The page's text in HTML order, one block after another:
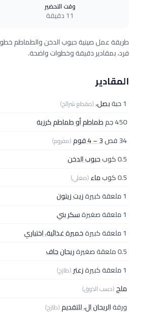
وقت التحضير
11 دقيقة
فرد، بمقادير دقيقة وخطوات واضحة.
المقادير
1 حبة بصل،(مقطع شرائح)
450 جم
طماطم أو طماطم كرزية
34 فص
3 – 4 قوم (مفروم)
0.5 كوب
حبوب الدخن
0.5 كوب
ماء(مغلي)
1 ملعقة كبيرة
زيت زيتون
1 ملعقة صغيرة
سكر بني
1 ملعقة كبيرة
خميرة غذائية، اختياري
0.5 ملعقة صغيرة
ريحان جاف
1 ملعقة كبيرة
زعتر (طازج)
ملح(حسب الذوق)
ورقةالريحان ال، للتقديم(طازج)